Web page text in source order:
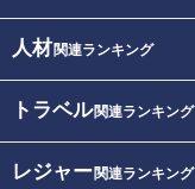
人材関連ランキング
トラベル関連ランキング
レジャー関連ランキング